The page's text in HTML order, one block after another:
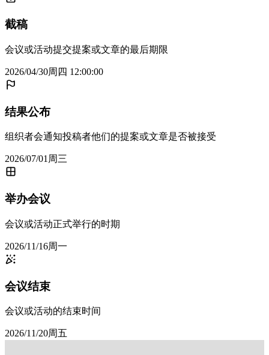
截稿
会议或活动提交提案或文章的最后期限
2026/04/30周四 12:00:00
结果公布
组织者会通知投稿者他们的提案或文章是否被接受
2026/07/01周三
举办会议
会议或活动正式举行的时期
2026/11/16周一
会议结束
会议或活动的结束时间
2026/11/20周五